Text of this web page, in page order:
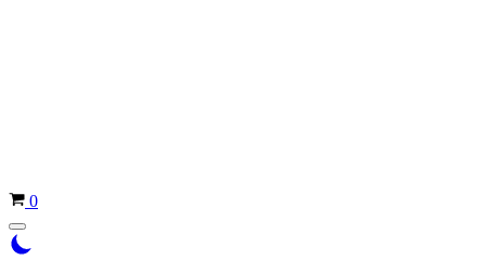
Koszyk
0
Menu
nawigacji